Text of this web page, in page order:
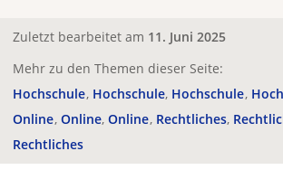
Zuletzt bearbeitet am 11. Juni 2025
Mehr zu den Themen dieser Seite:
Hochschule Hochschule Hochschule
Online Online Online Rechtliches
Rechtliches